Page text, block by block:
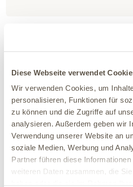
Diese Webseite verwendet
Wir verwenden Cookies, um
personalisieren, Funktionen für
zu können und die Zugriffe auf
analysieren. Außerdem geben wir
Verwendung unserer Website an
soziale Medien, Werbung und
Partner führen diese
weiteren Daten zusammen, die
Wir geben das Set zur
Fellwechsels und bereits nach
sich die gereizte Haut beruhigt
wunderbar.